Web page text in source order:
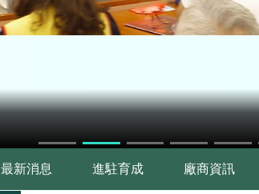
最新消息 進駐育成 廠商資訊